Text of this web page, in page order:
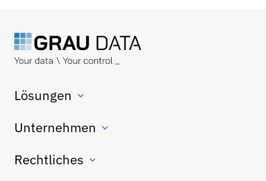
Lösungen
Unternehmen
Rechtliches